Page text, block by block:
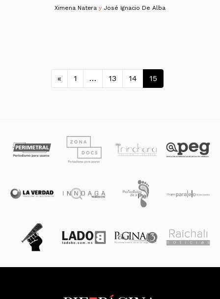
Ximena Natera y José Ignacio De Alba
Navegación de entradas
« 1 … 13 14 15